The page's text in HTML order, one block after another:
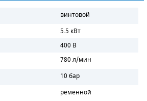
винтовой
5.5 кВт
400 В
780 л/мин
10 бар
ременной